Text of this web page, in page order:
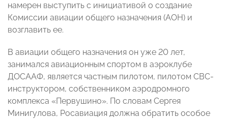
намерен выступить с инициативой о создание
Комиссии авиации общего назначения (АОН) и
возглавить ее.
В авиации общего назначения он уже 20 лет,
занимался авиационным спортом в аэроклубе
ДОСААФ, является частным пилотом, пилотом СВС-
инструктором, собственником аэродромного
комплекса «Первушино». По словам Сергея
Минигулова, Росавиация должна обратить особое